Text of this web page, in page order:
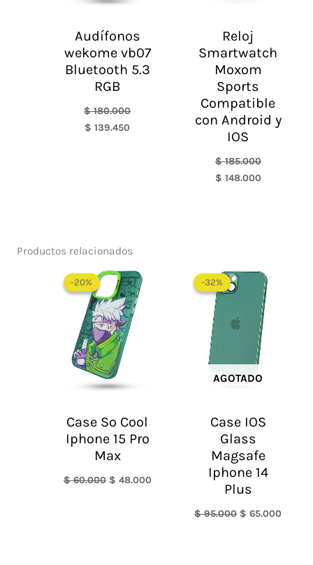
Audífonos
wekome vb07
Bluetooth 5.3
RGB
$180.000
$ 139.450
Reloj
Smartwatch
Moxom
Sports
Compatible
con Android y
IOS
$185.000
$ 148.000
Productos relacionados
-20%
-20%
Case So Cool
Iphone 15 Pro
Max
$60.000
precio
original
era:
$ 60.000.
$ 48.000
-32%
AGOTADO
-32%
Case IOS
Glass
Magsafe
Iphone 14
Plus
$95.000
precio
original
$ 95.000.
$ 65.000